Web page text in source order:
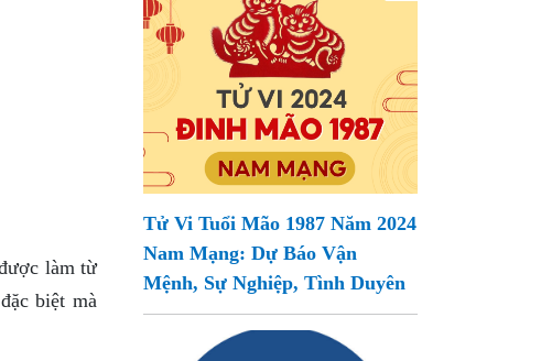
làm từ
biệt mà
Tử Vi Tuổi Mão 1987 Năm 2024
Nam Mạng: Dự Báo Vận
Mệnh, Sự Nghiệp, Tình Duyên